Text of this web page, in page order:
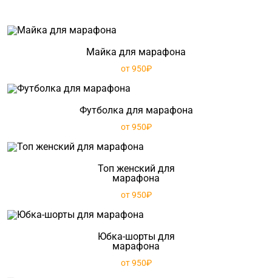
Майка для марафона
от 950₽
Футболка для марафона
от 950₽
Топ женский для
марафона
от 950₽
Юбка-шорты для
марафона
от 950₽